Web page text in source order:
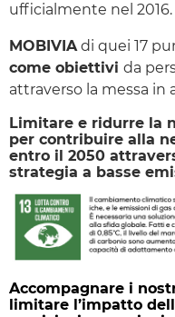
ufficialmente nel 2016.
MOBIVIAdi quei 17
come obiettivi da
attraverso la messa in
Limitare e ridurre la
per contribuire alla
entro il 2050
strategia a basse
Accompagnare i
limitare l’impatto